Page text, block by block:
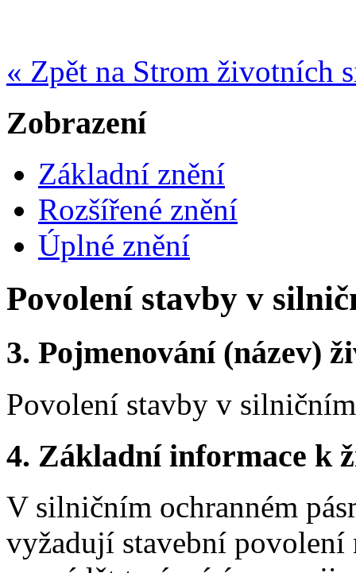
« Zpět na Strom životních
Zobrazení
Základní znění
Rozšířené znění
Úplné znění
Povolení stavby v
3. Pojmenování (název)
Povolení stavby v
4. Základní informace k
V silničním ochranném
vyžadují stavební povolení